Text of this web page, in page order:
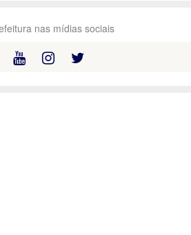
nas mídias sociais